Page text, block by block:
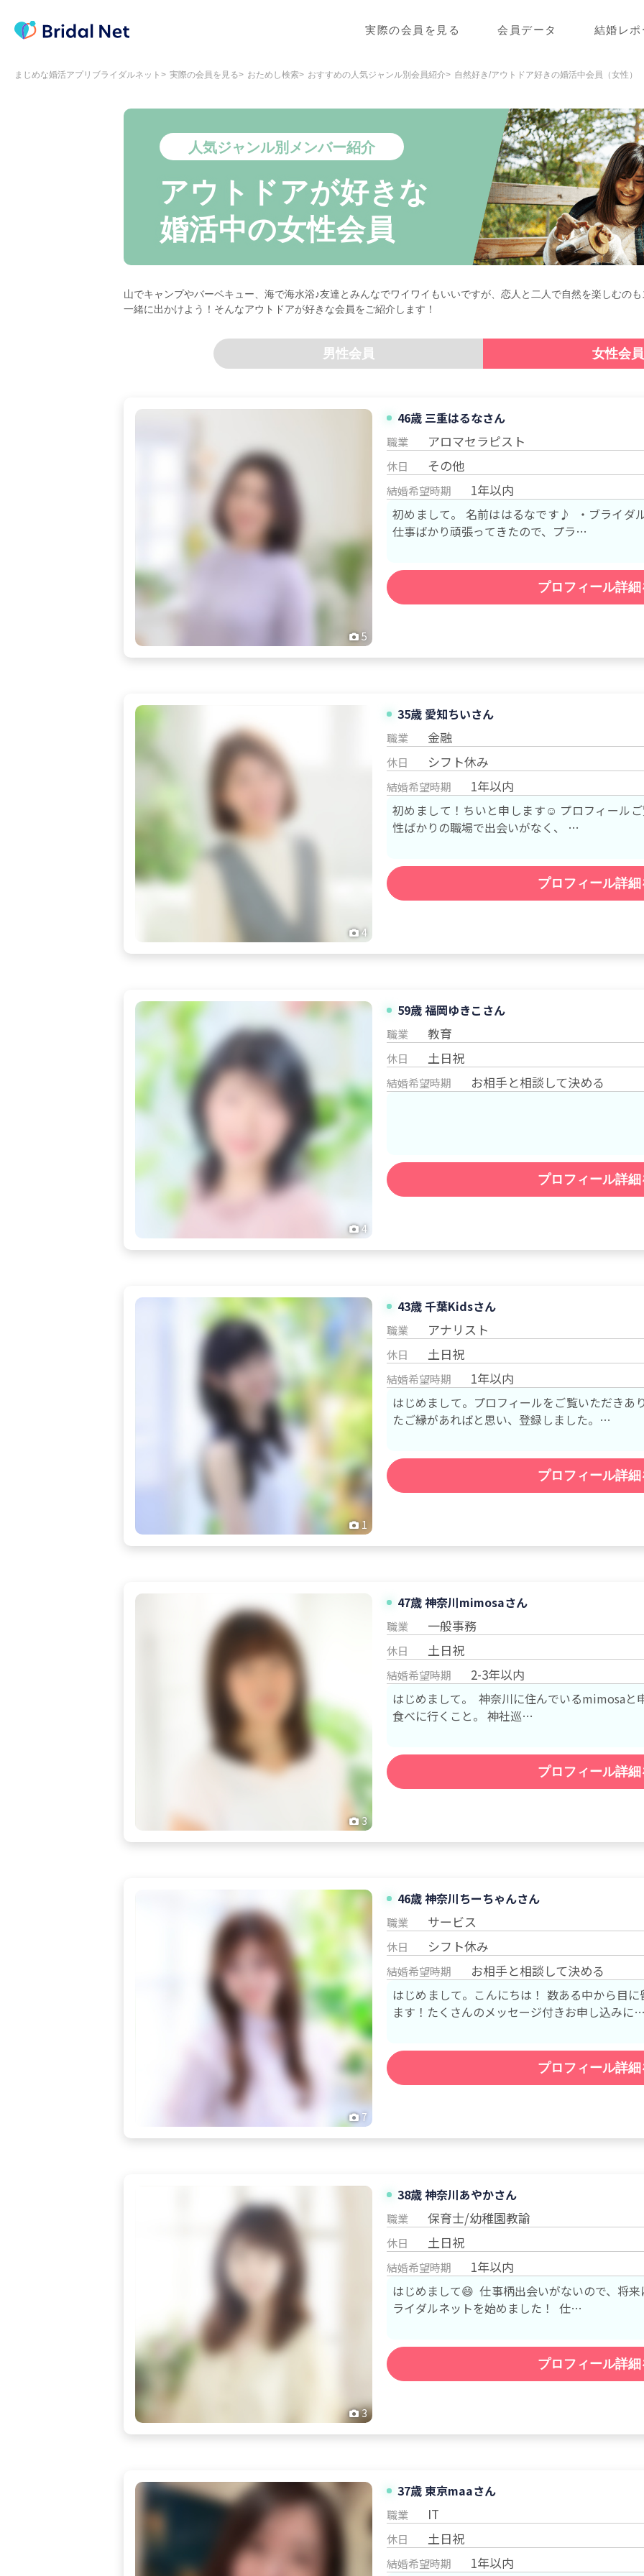
実際の会員を見る 会員データ 結婚レポ
まじめな婚活アプリブライダルネット 実際の会員を見る おためし検索 おすすめの人気ジャンル別会員紹介 自然好き/アウトドア好きの婚活中会員（女性）
人気ジャンル別メンバー紹介
アウトドアが好きな
婚活中の女性会員
山でキャンプやバーベキュー、海で海水浴♪友達とみんなでワイワイもいいですが、恋人と二人で自然を楽しむの
一緒に出かけよう！そんなアウトドアが好きな会員をご紹介します！
男性会員 女性会員
5
46歳 三重はるなさん
職業 アロマセラピスト
休日 その他
結婚希望時期 1年以内
初めまして。 名前ははるなです♪ ・ブライダ
仕事ばかり頑張ってきたので、プラ…
プロフィール詳
4
35歳 愛知ちいさん
職業 金融
休日 シフト休み
結婚希望時期 1年以内
初めまして！ちいと申します☺️ プロフィール
性ばかりの職場で出会いがなく、 …
プロフィール詳
4
59歳福岡ゆきこ さん
職業 教育
休日 土日祝
結婚希望時期 お相手と相談して決める
プロフィール詳
1
43歳千葉Kidsさん
職業 アナリスト
休日 土日祝
結婚希望時期 1年以内
はじめまして。プロフィールをご覧いただきあ
たご縁があればと思い、登録しました。 …
プロフィール詳
3
47歳神奈川mimosaさん
職業 一般事務
休日 土日祝
結婚希望時期 2-3年以内
はじめまして。 神奈川に住んでいるmimosaと
食べに行くこと。 神社巡…
プロフィール詳
7
46歳神奈川ちーちゃんさん
職業 サービス
休日 シフト休み
結婚希望時期 お相手と相談して決める
はじめまして。こんにちは！ 数ある中から目
ます！たくさんのメッセージ付きお申し込みに
プロフィール詳
3
38歳神奈川あやかさん
職業 保育士/幼稚園教諭
休日 土日祝
結婚希望時期 1年以内
はじめまして😄 仕事柄出会いがないので、将
ライダルネットを始めました！ 仕…
プロフィール詳
37歳東京maaさん
職業 IT
休日 土日祝
結婚希望時期 1年以内